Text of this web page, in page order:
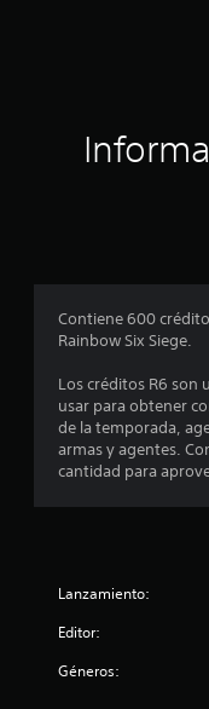
Contiene 600
Rainbow Six Siege.
Los créditos R6 son
usar para obtener
de la temporada,
armas y agentes.
cantidad para
Lanzamiento:
Editor:
Géneros: